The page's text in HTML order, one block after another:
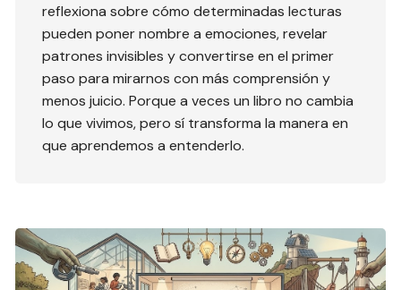
reflexiona sobre cómo determinadas lecturas
pueden poner nombre a emociones, revelar
patrones invisibles y convertirse en el primer
paso para mirarnos con más comprensión y
menos juicio. Porque a veces un libro no cambia
lo que vivimos, pero sí transforma la manera en
que aprendemos a entenderlo.